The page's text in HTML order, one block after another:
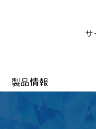
サ
製品情報